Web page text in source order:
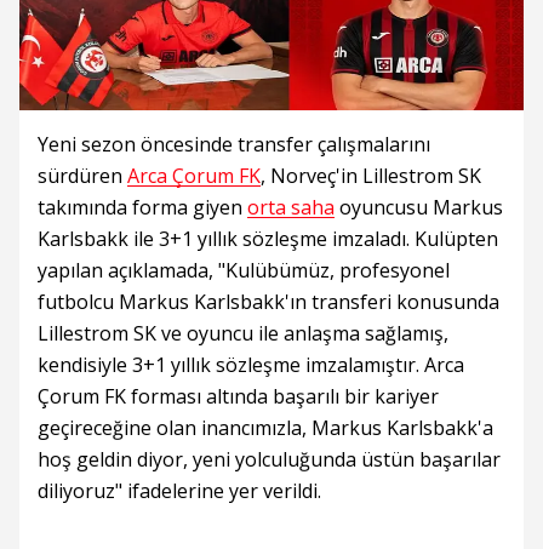
Yeni sezon öncesinde transfer çalışmalarını
sürdüren Arca Çorum FK, Norveç'in Lillestrom SK
takımında forma giyen orta saha oyuncusu Markus
Karlsbakk ile 3+1 yıllık sözleşme imzaladı. Kulüpten
yapılan açıklamada, "Kulübümüz, profesyonel
futbolcu Markus Karlsbakk'ın transferi konusunda
Lillestrom SK ve oyuncu ile anlaşma sağlamış,
kendisiyle 3+1 yıllık sözleşme imzalamıştır. Arca
Çorum FK forması altında başarılı bir kariyer
geçireceğine olan inancımızla, Markus Karlsbakk'a
hoş geldin diyor, yeni yolculuğunda üstün başarılar
diliyoruz" ifadelerine yer verildi.